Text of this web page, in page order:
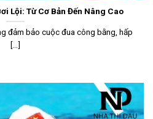
Lội: Từ Cơ Bản Đến Nâng Cao
đảm bảo cuộc đua công bằng, hấp
[...]